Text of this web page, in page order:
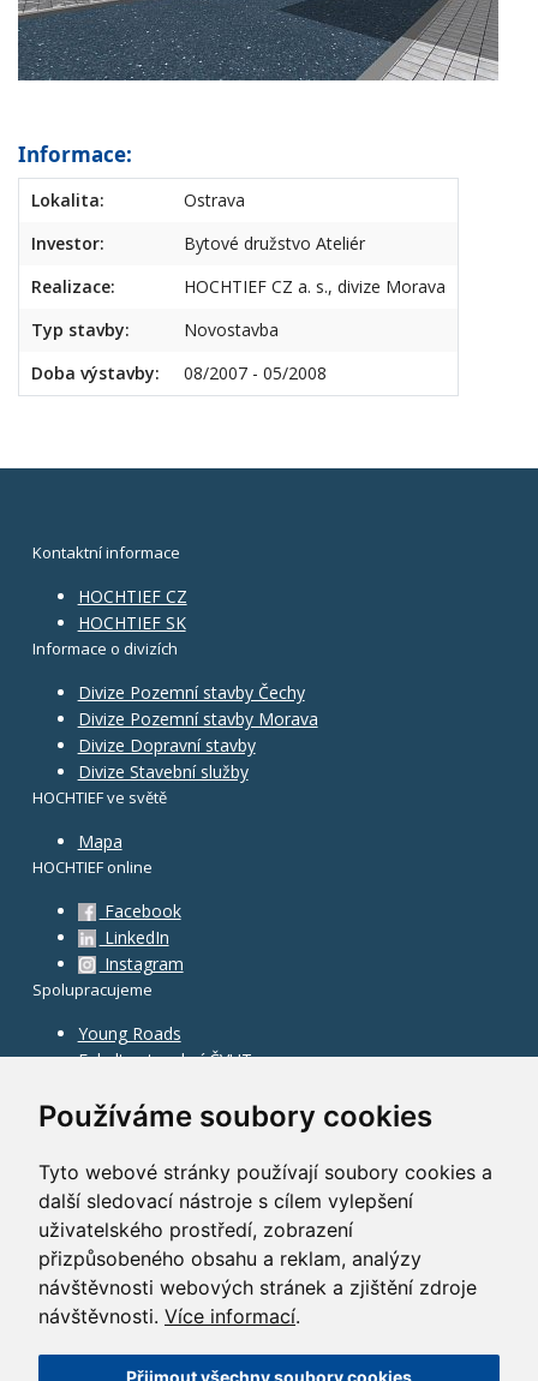
Používáme soubory cookies
Tyto webové stránky používají soubory cookies a
další sledovací nástroje s cílem vylepšení
uživatelského prostředí, zobrazení
přizpůsobeného obsahu a reklam, analýzy
návštěvnosti webových stránek a zjištění zdroje
návštěvnosti. Více informací.
Přijmout všechny soubory cookies
Informace:
Lokalita:
Ostrava
Investor:
Bytové družstvo Ateliér
Realizace:
HOCHTIEF CZ a. s., divize Morava
Typ stavby:
Novostavba
Doba výstavby:
08/2007 - 05/2008
Kontaktní informace
HOCHTIEF CZ
HOCHTIEF SK
Informace o divizích
Divize Pozemní stavby Čechy
Divize Pozemní stavby Morava
Divize Dopravní stavby
Divize Stavební služby
HOCHTIEF ve světě
Mapa
HOCHTIEF online
Facebook
LinkedIn
Instagram
Spolupracujeme
Young Roads
Fakulta stavební ČVUT